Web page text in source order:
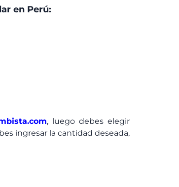
en Perú:
, luego debes elegir
ingresar la cantidad deseada,